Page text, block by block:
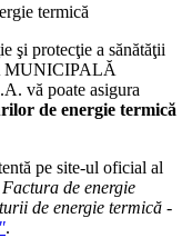
termică
şi protecţie a sănătăţii
MUNICIPALĂ
vă poate asigura
de energie termică
pe site-ul oficial al
de energie
de energie termică -
.